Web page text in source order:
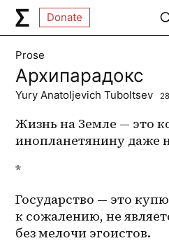
Donate
Prose
Архипарадокс
Yury Anatoljevich Tuboltsev
Жизнь на Земле — это
инопланетянину даже
*
Государство — это
к сожалению, не
без мелочи эгоистов.